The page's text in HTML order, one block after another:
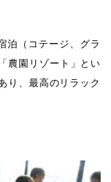
（コテージ、グラ
農園リゾート」とい
り、最高のリラック